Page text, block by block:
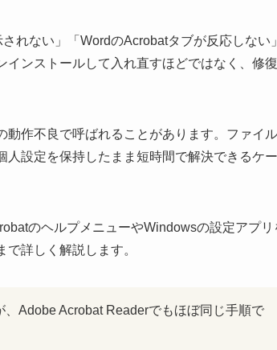
れない」「WordのAcrobatタブが反応しない」
ンストールして入れ直すほどではなく、修復
作不良で呼ばれることがあります。ファイル
設定を保持したまま短時間で解決できるケー
のヘルプメニューやWindowsの設定アプリ
詳しく解説します。
Adobe Acrobat Readerでもほぼ同じ手順で